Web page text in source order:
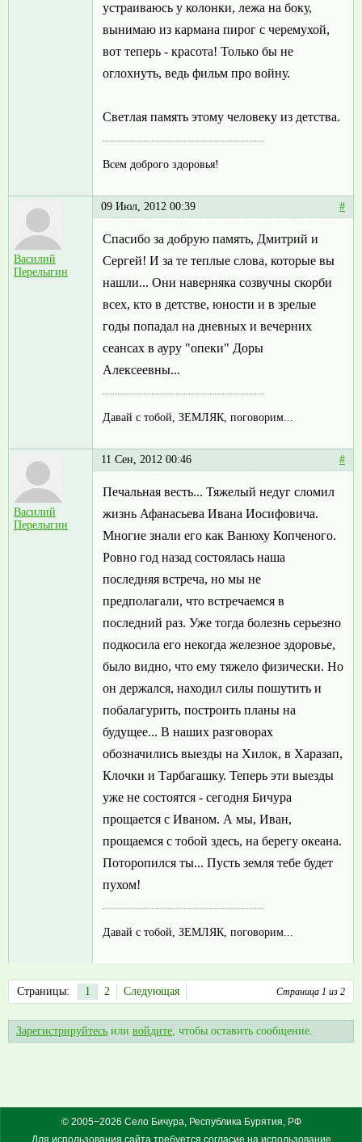
устраиваюсь у колонки, лежа на боку,
вынимаю из кармана пирог с черемухой,
вот теперь - красота! Только бы не
оглохнуть, ведь фильм про войну.
Светлая память этому человеку из детства.
Всем доброго здоровья!
Василий
Перелыгин
09 Июл, 2012 00:39 #
Спасибо за добрую память, Дмитрий и
Сергей! И за те теплые слова, которые вы
нашли... Они наверняка созвучны скорби
всех, кто в детстве, юности и в зрелые
годы попадал на дневных и вечерних
сеансах в ауру "опеки" Доры
Алексеевны...
Давай с тобой, ЗЕМЛЯК, поговорим...
Василий
Перелыгин
11 Сен, 2012 00:46 #
Печальная весть... Тяжелый недуг сломил
жизнь Афанасьева Ивана Иосифовича.
Многие знали его как Ванюху Копченого.
Ровно год назад состоялась наша
последняя встреча, но мы не
предполагали, что встречаемся в
последний раз. Уже тогда болезнь серьезно
подкосила его некогда железное здоровье,
было видно, что ему тяжело физически. Но
он держался, находил силы пошутить и
побалагурить, построить планы на
будущее... В наших разговорах
обозначились выезды на Хилок, в Харазап,
Клочки и Тарбагашку. Теперь эти выезды
уже не состоятся - сегодня Бичура
прощается с Иваном. А мы, Иван,
прощаемся с тобой здесь, на берегу океана.
Поторопился ты... Пусть земля тебе будет
пухом!
Давай с тобой, ЗЕМЛЯК, поговорим...
Страница 1 из 2
Страницы: 1 2 Следующая
Зарегистрируйтесь или войдите, чтобы оставить сообщение.
© 2005−2026 Село Бичура, Республика Бурятия, РФ